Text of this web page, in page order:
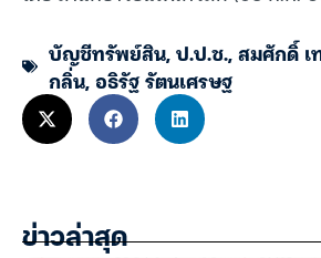
บัญชีทรัพย์สิน,ป.ป.ช.,สมศักดิ์
กลิ่น,อธิรัฐ รัตนเศรษฐ
ข่าวล่าสุด